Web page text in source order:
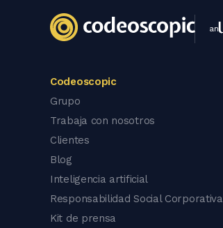
an
Codeoscopic
Grupo
Trabaja con nosotros
Clientes
Blog
Inteligencia artificial
Responsabilidad Social Corporativa
Kit de prensa